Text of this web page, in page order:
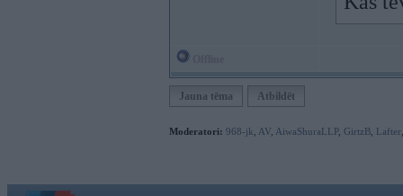
Jauna tēma Atbildēt
Moderatori: 968-jk AV AiwaShuraLLP, GirtzB Lafter